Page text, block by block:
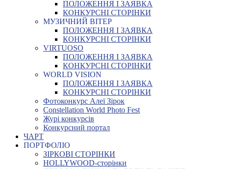
ПОЛОЖЕННЯ І ЗАЯВКА
КОНКУРСНІ СТОРІНКИ
МУЗИЧНИЙ ВІТЕР
ПОЛОЖЕННЯ І ЗАЯВКА
КОНКУРСНІ СТОРІНКИ
VIRTUOSO
ПОЛОЖЕННЯ І ЗАЯВКА
КОНКУРСНІ СТОРІНКИ
WORLD VISION
ПОЛОЖЕННЯ І ЗАЯВКА
КОНКУРСНІ СТОРІНКИ
Фотоконкурс Алеї Зірок
Constellation World Photo Fest
Журі конкурсів
Конкурсний портал
ЧАРТ
ПОРТФОЛІО
ЗІРКОВІ СТОРІНКИ
HOLLYWOOD-сторінки